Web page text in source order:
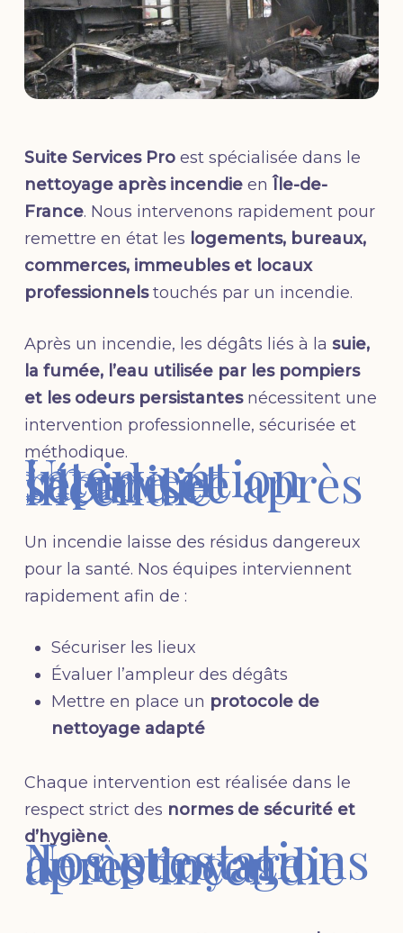
Suite Services Proest spécialisée dans le
nettoyage après incendieen Île-de-
France. Nous intervenons rapidement pour
remettre en état les logements, bureaux,
commerces, immeubles et locaux
professionnelstouchés par un incendie.
Après un incendie, les dégâts liés à la suie,
la fumée, l’eau utilisée par les pompiers
et les odeurs persistantesnécessitent une
intervention professionnelle, sécurisée et
méthodique.
Une
intervention
rapide et
sécurisée après
incendie
Un incendie laisse des résidus dangereux
pour la santé. Nos équipes interviennent
rapidement afin de :
Sécuriser les lieux
Évaluer l’ampleur des dégâts
Mettre en place un protocole de
nettoyage adapté
Chaque intervention est réalisée dans le
respect strict des normes de sécurité et
d’hygiène.
Nos prestations
de nettoyage
après incendie